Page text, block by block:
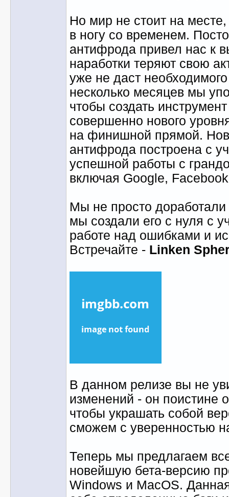
Но мир не стоит на
в ногу со временем.
антифрода привел нас к
наработки теряют свою
уже не даст
несколько месяцев мы
чтобы создать
совершенно нового
на финишной прямой.
антифрода построена с
успешной работы с
включая Google,
Мы не просто доработали
мы создали его с нуля с
работе над ошибками и
Встречайте - Linken
В данном релизе вы не
изменений - он поистине
чтобы украшать собой
сможем с уверенностью
Теперь мы предлагаем
новейшую бета-версию
Windows и MacOS.